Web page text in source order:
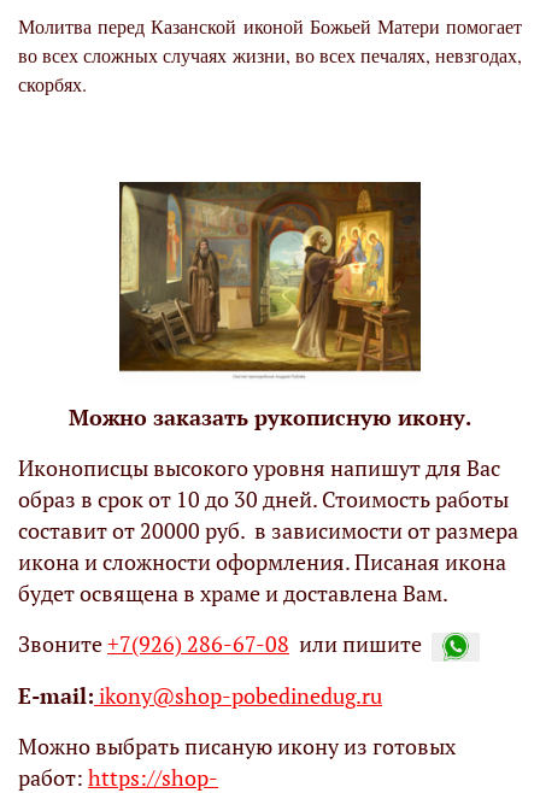
Молитва перед Казанской иконой Божьей Матери помогает
во всех сложных случаях жизни, во всех печалях, невзгодах,
скорбях.
Можно заказать рукописную икону.
Иконописцы высокого уровня напишут для Вас
образ в срок от 10 до 30 дней. Стоимость работы
составит от 20000 руб. в зависимости от размера
икона и сложности оформления. Писаная икона
будет освящена в храме и доставлена Вам.
Звоните+7(926) 286-67-08 или пишите
Е-mail: ikony@shop-pobedinedug.ru
Можно выбрать писаную икону из готовых
работ: https://shop-